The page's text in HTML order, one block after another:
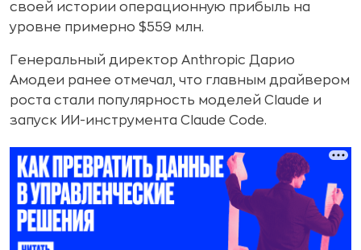
своей истории операционную прибыль на
уровне примерно $559 млн.
Генеральный директор Anthropic Дарио
Амодеи ранее отмечал, что главным драйвером
роста стали популярность моделей Claude и
запуск ИИ-инструмента Claude Code.